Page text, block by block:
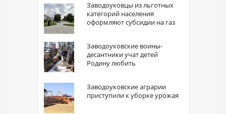
Заводоуковцы из льготных
категорий населения
оформляют субсидии на газ
Заводоуковские воины-
десантники учат детей
Родину любить
Заводоуковские аграрии
приступили к уборке урожая